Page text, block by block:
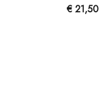
€ 21,50